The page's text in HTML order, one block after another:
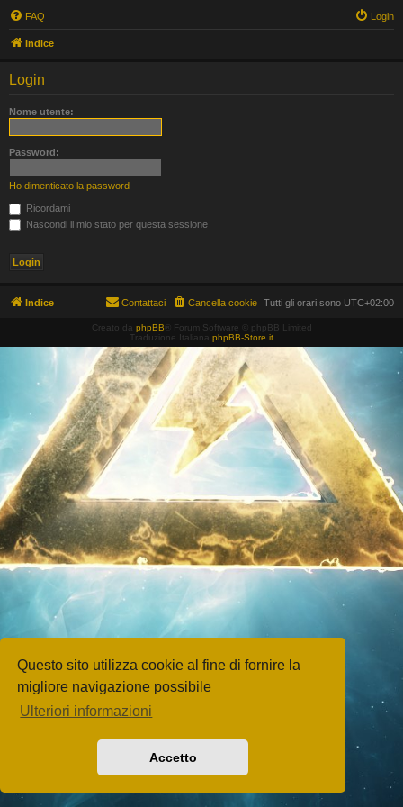
Questo sito utilizza cookie al fine di fornire la
migliore navigazione possibile
Ulteriori informazioni
Accetto
FAQ Login
Indice
Login
Nome utente:
Password:
Ho dimenticato la password
Ricordami
Nascondi il mio stato per questa sessione
Indice Tutti gli orari sono UTC+02:00
Cancella cookie
Contattaci
Creato da phpBB ® Forum Software © phpBB Limited
Traduzione Italiana phpBB-Store.it